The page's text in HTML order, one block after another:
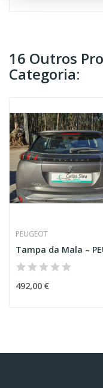
16 Outros
Categoria:
PEUGEOT
492,00 €